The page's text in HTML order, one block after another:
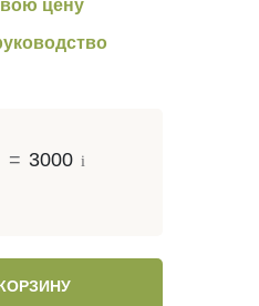
цену
= 3000 i